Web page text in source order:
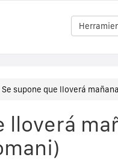
Se supone que lloverá
lloverá